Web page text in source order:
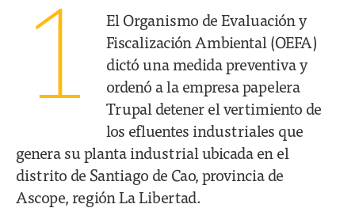
1
El Organismo de Evaluación y
Fiscalización Ambiental (OEFA)
dictó una medida preventiva y
ordenó a la empresa papelera
Trupal detener el vertimiento de
los efluentes industriales que
genera su planta industrial ubicada en el
distrito de Santiago de Cao, provincia de
Ascope, región La Libertad.